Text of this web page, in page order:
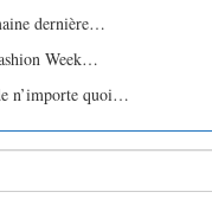
dernière…
Week…
n’importe quoi…